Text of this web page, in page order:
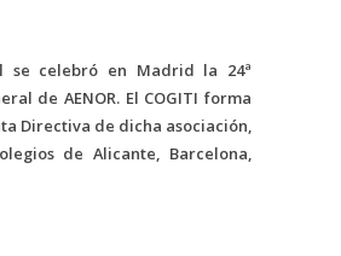
se celebró en Madrid la 24ª
de AENOR. El COGITI forma
Directiva de dicha asociación,
de Alicante, Barcelona,